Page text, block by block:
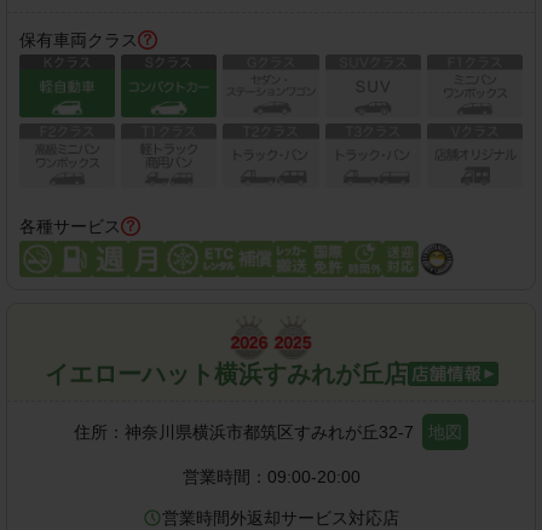
保有車両クラス
各種サービス
イエローハット横浜すみれが丘店
住所： 神奈川県横浜市都筑区すみれが丘32-7 地図
営業時間： 09:00-20:00
営業時間外返却サービス対応店